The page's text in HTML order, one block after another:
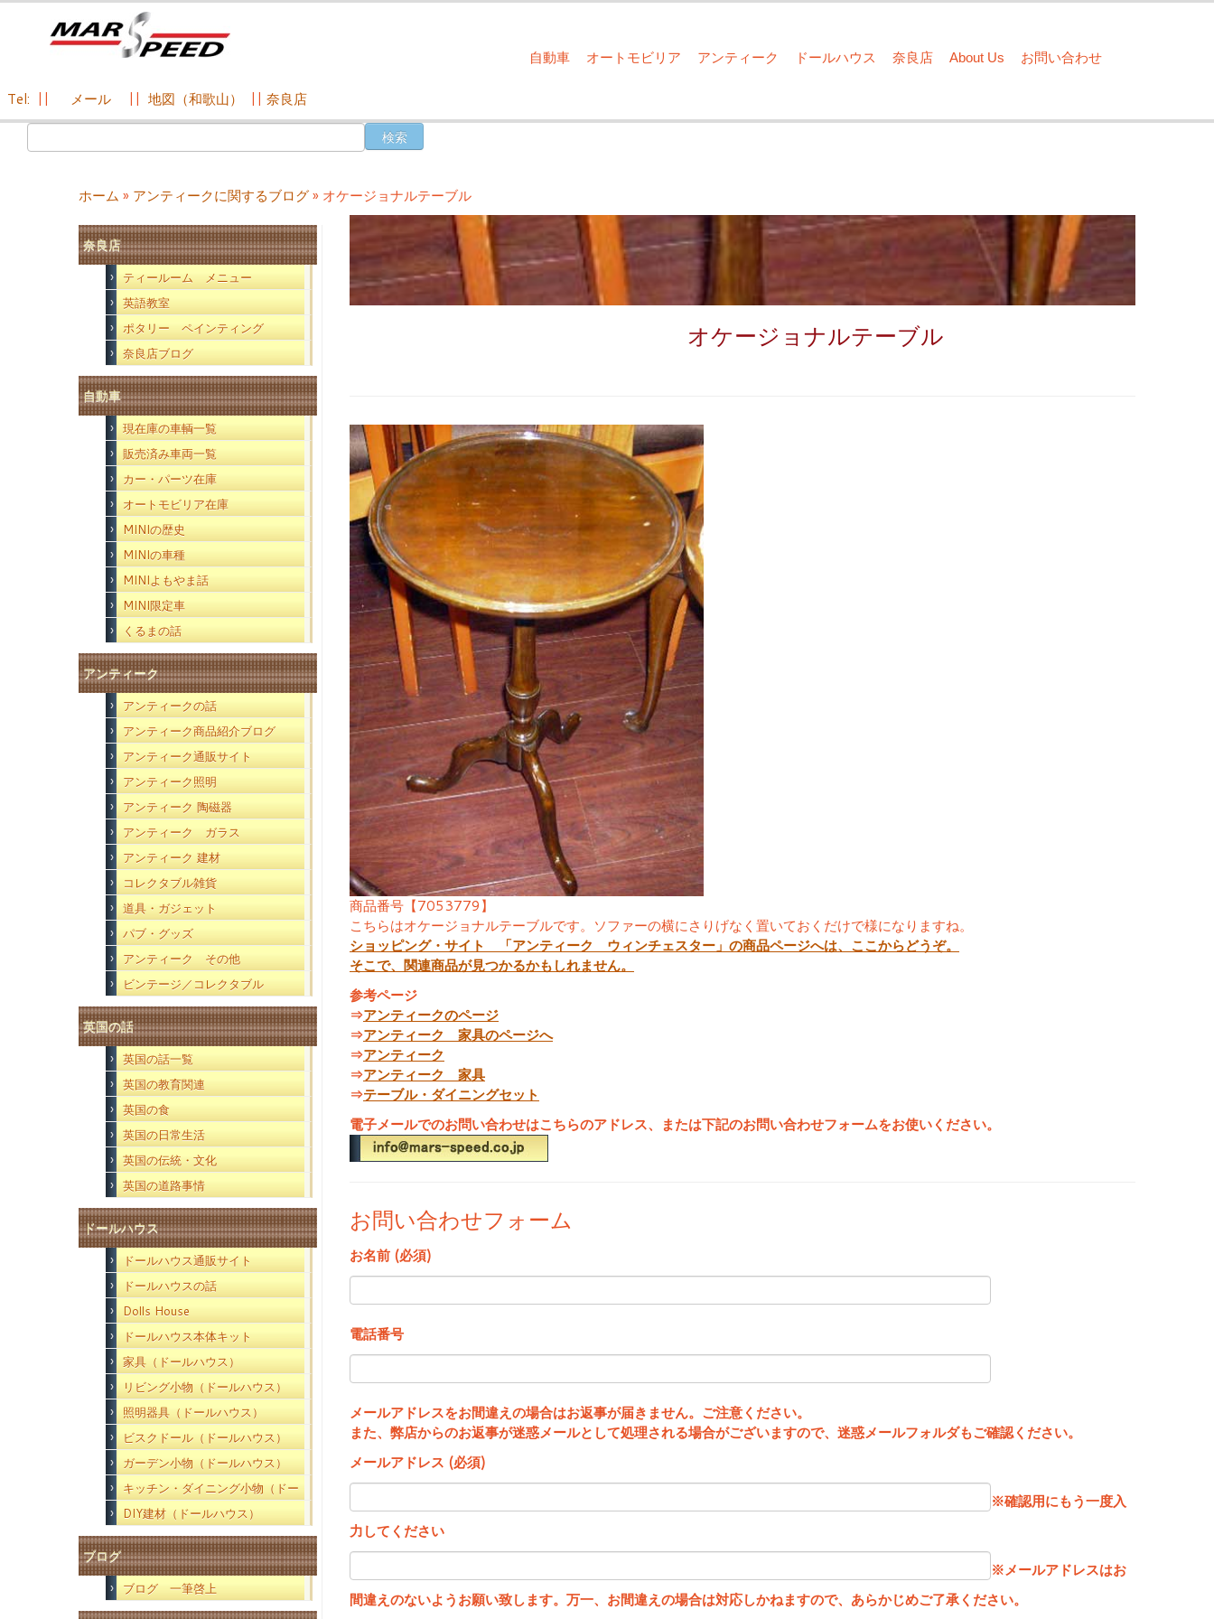
自動車 オートモビリア アンティーク ドールハウス 奈良店 About Us お問い合わせ
Tel: メール 地図（和歌山） 奈良店
索:
ホーム » アンティークに関するブログ» オケージョナルテーブル
奈良店
ティールーム メニュー
英語教室
ポタリー ペインティング
奈良店ブログ
自動車
現在庫の車輌一覧
販売済み車両一覧
カー・パーツ在庫
オートモビリア在庫
MINIの歴史
MINIの車種
MINIよもやま話
MINI限定車
くるまの話
アンティーク
アンティークの話
アンティーク商品紹介ブログ
アンティーク通販サイト
アンティーク照明
アンティーク 陶磁器
アンティーク ガラス
アンティーク 建材
コレクタブル雑貨
道具・ガジェット
パブ・グッズ
アンティーク その他
ビンテージ／コレクタブル
英国の話
英国の話一覧
英国の教育関連
英国の食
英国の日常生活
英国の伝統・文化
英国の道路事情
ドールハウス
ドールハウス通販サイト
ドールハウスの話
Dolls House
ドールハウス本体キット
家具（ドールハウス）
リビング小物（ドールハウス）
照明器具（ドールハウス）
ビスクドール（ドールハウス）
ガーデン小物（ドールハウス）
キッチン・ダイニング小物（ドー
ルハウス）
DIY建材（ドールハウス）
ブログ
ブログ 一筆啓上
オケージョナルテーブル
商品番号【7053779】
こちらはオケージョナルテーブルです。ソファーの横にさりげなく置いておくだけで様になりますね。
ショッピング・サイト 「アンティーク ウィンチェスター」の商品ページへは、ここからどうぞ。
そこで、関連商品が見つかるかもしれません。
参考ページ
⇒アンティークのページ
⇒アンティーク 家具のページへ
⇒アンティーク
⇒アンティーク 家具
⇒テーブル・ダイニングセット
電子メールでのお問い合わせはこちらのアドレス、または下記のお問い合わせフォームをお使いください。
お問い合わせフォーム
お名前 (必須)
電話番号
メールアドレスをお間違えの場合はお返事が届きません。ご注意ください。
また、弊店からのお返事が迷惑メールとして処理される場合がございますので、迷惑メールフォルダもご確認ください。
メールアドレス (必須)
※確認用にもう一度入
力してください
※メールアドレスはお
間違えのないようお願い致します。万一、お間違えの場合は対応しかねますので、あらかじめご了承ください。